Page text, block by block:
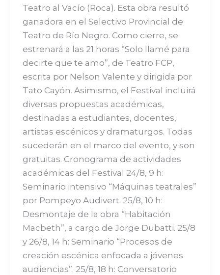
Teatro al Vacío (Roca). Esta obra resultó
ganadora en el Selectivo Provincial de
Teatro de Río Negro. Como cierre, se
estrenará a las 21 horas “Solo llamé para
decirte que te amo”, de Teatro FCP,
escrita por Nelson Valente y dirigida por
Tato Cayón. Asimismo, el Festival incluirá
diversas propuestas académicas,
destinadas a estudiantes, docentes,
artistas escénicos y dramaturgos. Todas
sucederán en el marco del evento, y son
gratuitas. Cronograma de actividades
académicas del Festival 24/8, 9 h:
Seminario intensivo “Máquinas teatrales”
por Pompeyo Audivert. 25/8, 10 h:
Desmontaje de la obra “Habitación
Macbeth”, a cargo de Jorge Dubatti. 25/8
y 26/8, 14 h: Seminario “Procesos de
creación escénica enfocada a jóvenes
audiencias”. 25/8, 18 h: Conversatorio